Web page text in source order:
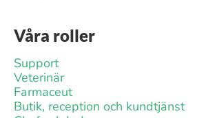
Våra roller
Support
Veterinär
Farmaceut
Butik, reception och kundtjänst